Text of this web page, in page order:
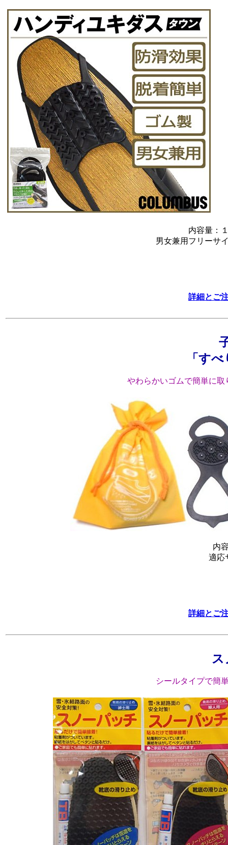
内容量：
男女兼用フリーサ
詳細とご
「す
やわらかいゴムで簡単に
内
適応
詳細とご
ス
シールタイプで簡